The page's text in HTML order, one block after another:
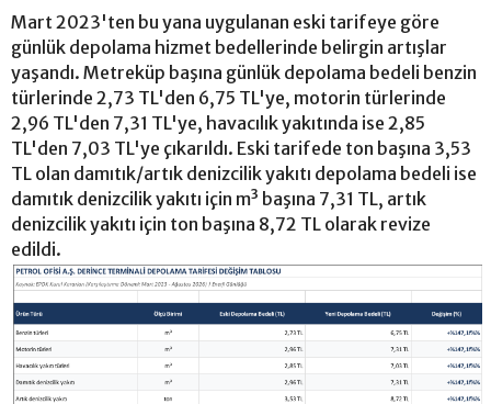
Mart 2023'ten bu yana uygulanan eski tarifeye göre
günlük depolama hizmet bedellerinde belirgin artışlar
yaşandı. Metreküp başına günlük depolama bedeli benzin
türlerinde 2,73 TL'den 6,75 TL'ye, motorin türlerinde
2,96 TL'den 7,31 TL'ye, havacılık yakıtında ise 2,85
TL'den 7,03 TL'ye çıkarıldı. Eski tarifede ton başına 3,53
TL olan damıtık/artık denizcilik yakıtı depolama bedeli ise
damıtık denizcilik yakıtı için m³ başına 7,31 TL, artık
denizcilik yakıtı için ton başına 8,72 TL olarak revize
edildi.